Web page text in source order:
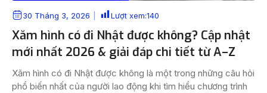
30 Tháng 3, 2026 Lượt xem:140
Xăm hình có đi Nhật được không? Cập nhật
mới nhất 2026 & giải đáp chi tiết từ A–Z
Xăm hình có đi Nhật được không là một trong những câu hỏi
phổ biến nhất của người lao động khi tìm hiểu chương trình